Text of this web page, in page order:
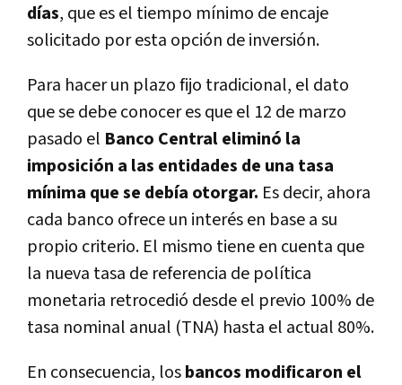
días, que es el tiempo mínimo de encaje
solicitado por esta opción de inversión.
Para hacer un plazo fijo tradicional, el dato
que se debe conocer es que el 12 de marzo
pasado el Banco Central eliminó la
imposición a las entidades de una tasa
mínima que se debía otorgar. Es decir, ahora
cada banco ofrece un interés en base a su
propio criterio. El mismo tiene en cuenta que
la nueva tasa de referencia de política
monetaria retrocedió desde el previo 100% de
tasa nominal anual (TNA) hasta el actual 80%.
En consecuencia, losbancos modificaron el